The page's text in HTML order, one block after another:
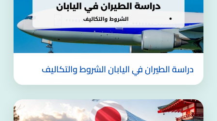
دراسة الطيران في اليابان الشروط والتكاليف